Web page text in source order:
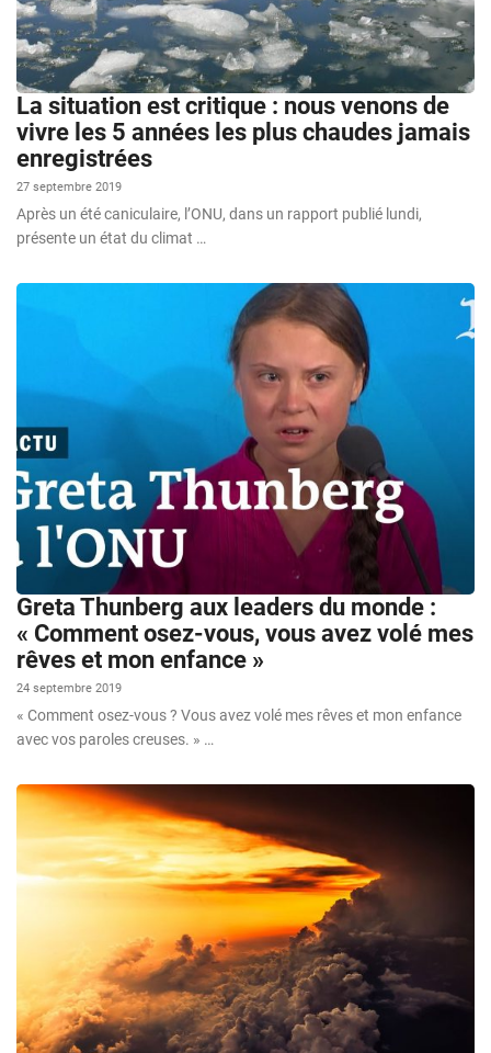
La situation est critique : nous venons de
vivre les 5 années les plus chaudes jamais
enregistrées
27 septembre 2019
Après un été caniculaire, l’ONU, dans un rapport publié lundi,
présente un état du climat …
Greta Thunberg aux leaders du monde :
« Comment osez-vous, vous avez volé mes
rêves et mon enfance »
24 septembre 2019
« Comment osez-vous ? Vous avez volé mes rêves et mon enfance
avec vos paroles creuses. » …